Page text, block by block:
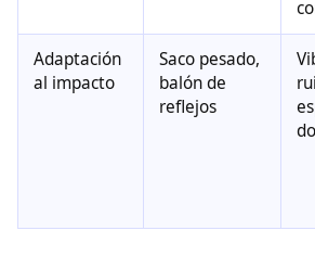
Adaptación
al impacto
Saco pesado,
balón de
reflejos